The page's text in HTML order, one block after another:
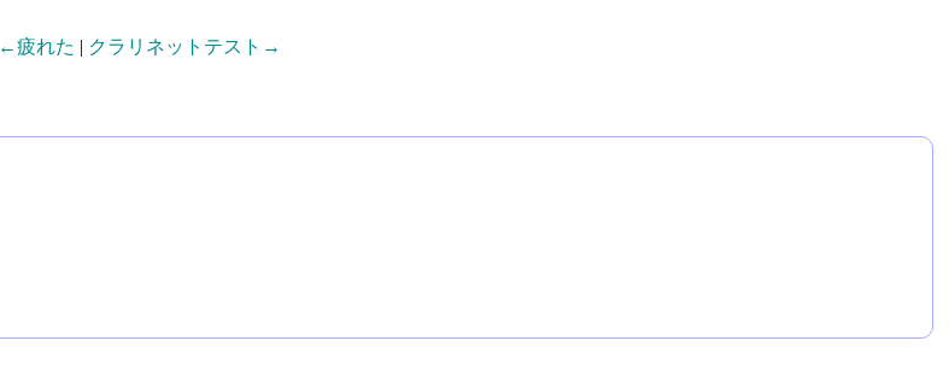
←疲れた | クラリネットテスト→